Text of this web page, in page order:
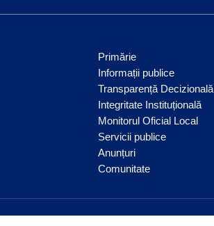
Primărie
Informații publice
Transparență Decizională
Integritate Instituțională
Monitorul Oficial Local
Servicii publice
Anunțuri
Comunitate